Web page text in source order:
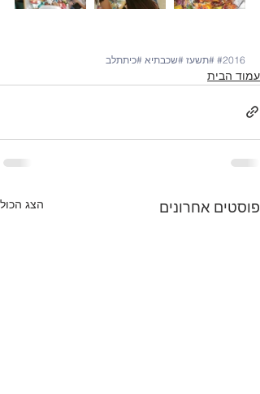
#2016 #תשעז #שכבתיא #כיתתלב
עמוד הבית
פוסטים אחרונים הצג הכול